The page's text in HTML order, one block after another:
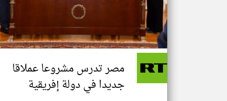
مصر تدرس مشروعا عملاقا
جديدا في دولة إفريقية